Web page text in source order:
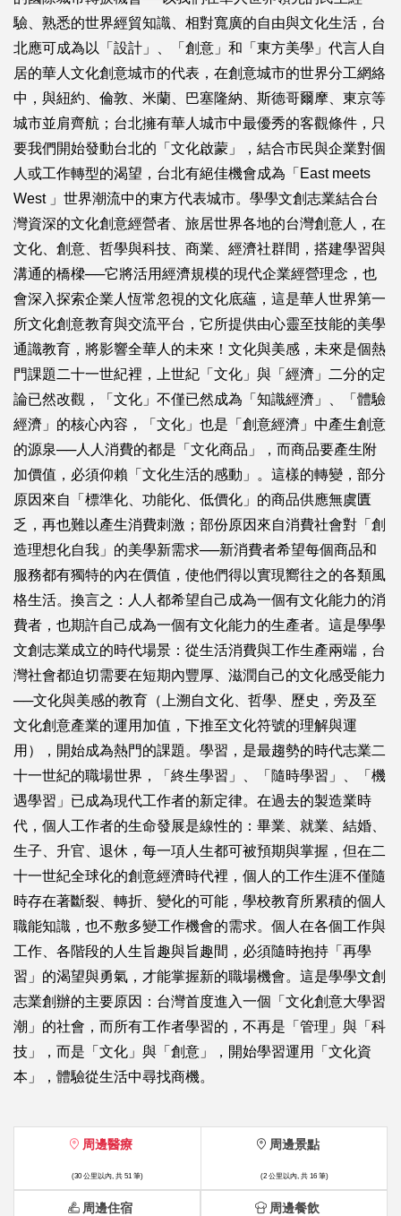
驗、熟悉的世界經貿知識、相對寬廣的自由與文化生活，台
北應可成為以「設計」、「創意」和「東方美學」代言人自
居的華人文化創意城市的代表，在創意城市的世界分工網絡
中，與紐約、倫敦、米蘭、巴塞隆納、斯德哥爾摩、東京等
城市並肩齊航；台北擁有華人城市中最優秀的客觀條件，只
要我們開始發動台北的「文化啟蒙」，結合市民與企業對個
人或工作轉型的渴望，台北有絕佳機會成為「East meets
West 」世界潮流中的東方代表城市。學學文創志業結合台
灣資深的文化創意經營者、旅居世界各地的台灣創意人，在
文化、創意、哲學與科技、商業、經濟社群間，搭建學習與
溝通的橋樑──它將活用經濟規模的現代企業經營理念，也
會深入探索企業人恆常忽視的文化底蘊，這是華人世界第一
所文化創意教育與交流平台，它所提供由心靈至技能的美學
通識教育，將影響全華人的未來！文化與美感，未來是個熱
門課題二十一世紀裡，上世紀「文化」與「經濟」二分的定
論已然改觀，「文化」不僅已然成為「知識經濟」、「體驗
經濟」的核心內容，「文化」也是「創意經濟」中產生創意
的源泉──人人消費的都是「文化商品」，而商品要產生附
加價值，必須仰賴「文化生活的感動」。這樣的轉變，部分
原因來自「標準化、功能化、低價化」的商品供應無虞匱
乏，再也難以產生消費刺激；部份原因來自消費社會對「創
造理想化自我」的美學新需求──新消費者希望每個商品和
服務都有獨特的內在價值，使他們得以實現嚮往之的各類風
格生活。換言之：人人都希望自己成為一個有文化能力的消
費者，也期許自己成為一個有文化能力的生產者。這是學學
文創志業成立的時代場景：從生活消費與工作生產兩端，台
灣社會都迫切需要在短期內豐厚、滋潤自己的文化感受能力
──文化與美感的教育（上溯自文化、哲學、歷史，旁及至
文化創意產業的運用加值，下推至文化符號的理解與運
用），開始成為熱門的課題。學習，是最趨勢的時代志業二
十一世紀的職場世界，「終生學習」、「隨時學習」、「機
遇學習」已成為現代工作者的新定律。在過去的製造業時
代，個人工作者的生命發展是線性的：畢業、就業、結婚、
生子、升官、退休，每一項人生都可被預期與掌握，但在二
十一世紀全球化的創意經濟時代裡，個人的工作生涯不僅隨
時存在著斷裂、轉折、變化的可能，學校教育所累積的個人
職能知識，也不敷多變工作機會的需求。個人在各個工作與
工作、各階段的人生旨趣與旨趣間，必須隨時抱持「再學
習」的渴望與勇氣，才能掌握新的職場機會。這是學學文創
志業創辦的主要原因：台灣首度進入一個「文化創意大學習
潮」的社會，而所有工作者學習的，不再是「管理」與「科
技」，而是「文化」與「創意」，開始學習運用「文化資
本」，體驗從生活中尋找商機。
周邊醫療
(30 公里以內, 共 51 筆)
周邊景點
(2 公里以內, 共 16 筆)
周邊住宿 周邊餐飲